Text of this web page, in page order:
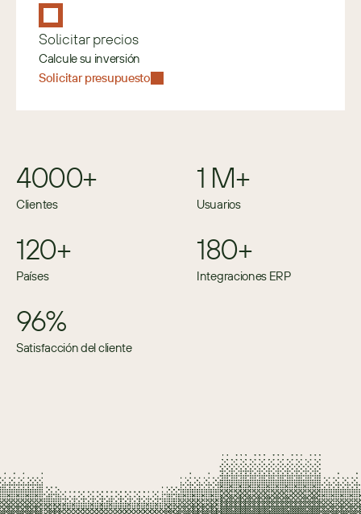
Solicitar precios
Calcule su inversión
Solicitar presupuesto
4000+
Clientes
1 M+
Usuarios
120+
Países
180+
Integraciones ERP
96%
Satisfacción del cliente